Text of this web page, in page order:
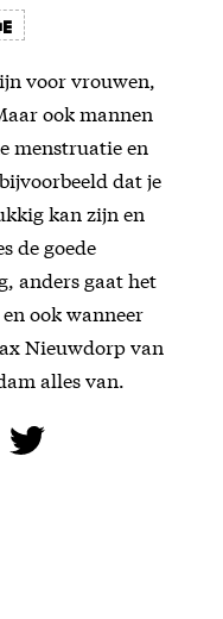
voor vrouwen,
ook mannen
menstruatie en
dat je
kan zijn en
de goede
anders gaat het
ook wanneer
Nieuwdorp van
alles van.